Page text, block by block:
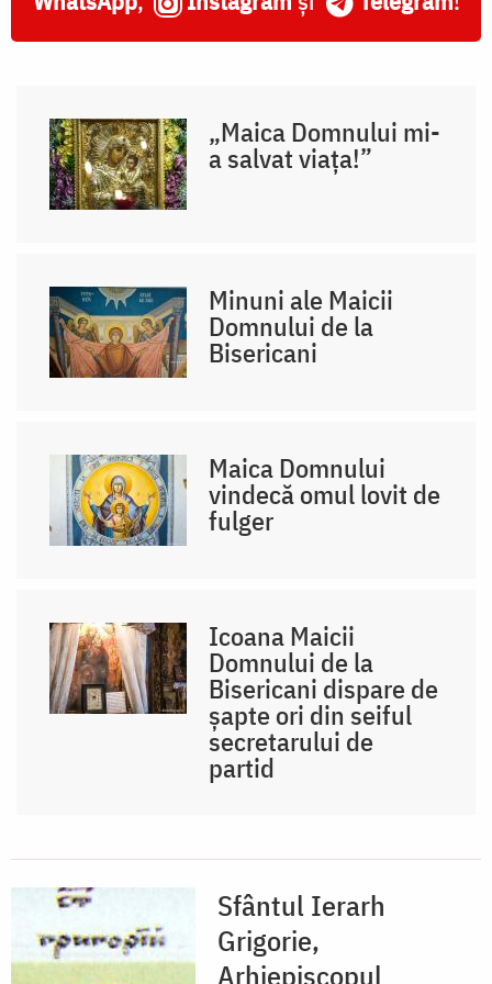
„Maica Domnului mi-
a salvat viața!”
Minuni ale Maicii
Domnului de la
Bisericani
Maica Domnului
vindecă omul lovit de
fulger
Icoana Maicii
Domnului de la
Bisericani dispare de
șapte ori din seiful
secretarului de
partid
Sfântul Ierarh
Grigorie,
Arhiepiscopul